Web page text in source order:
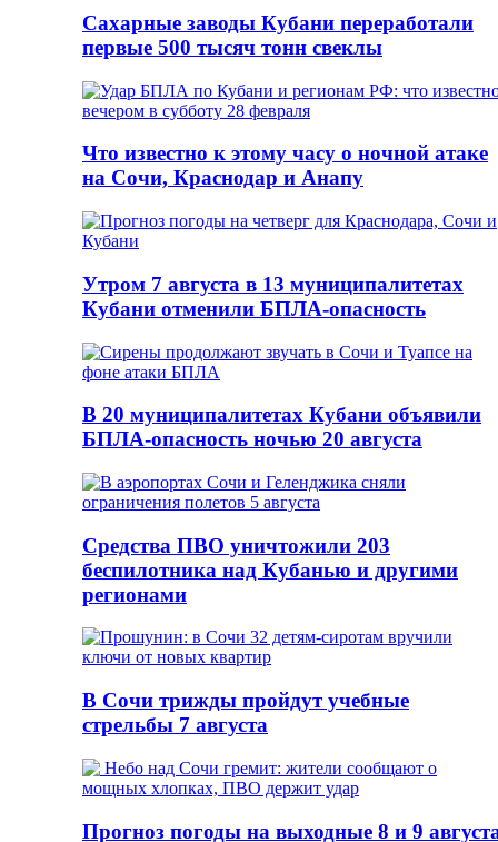
Сахарные заводы Кубани переработали
первые 500 тысяч тонн свеклы
Что известно к этому часу о ночной атаке
на Сочи, Краснодар и Анапу
Утром 7 августа в 13 муниципалитетах
Кубани отменили БПЛА-опасность
В 20 муниципалитетах Кубани объявили
БПЛА-опасность ночью 20 августа
Средства ПВО уничтожили 203
беспилотника над Кубанью и другими
регионами
В Сочи трижды пройдут учебные
стрельбы 7 августа
Прогноз погоды на выходные 8 и 9